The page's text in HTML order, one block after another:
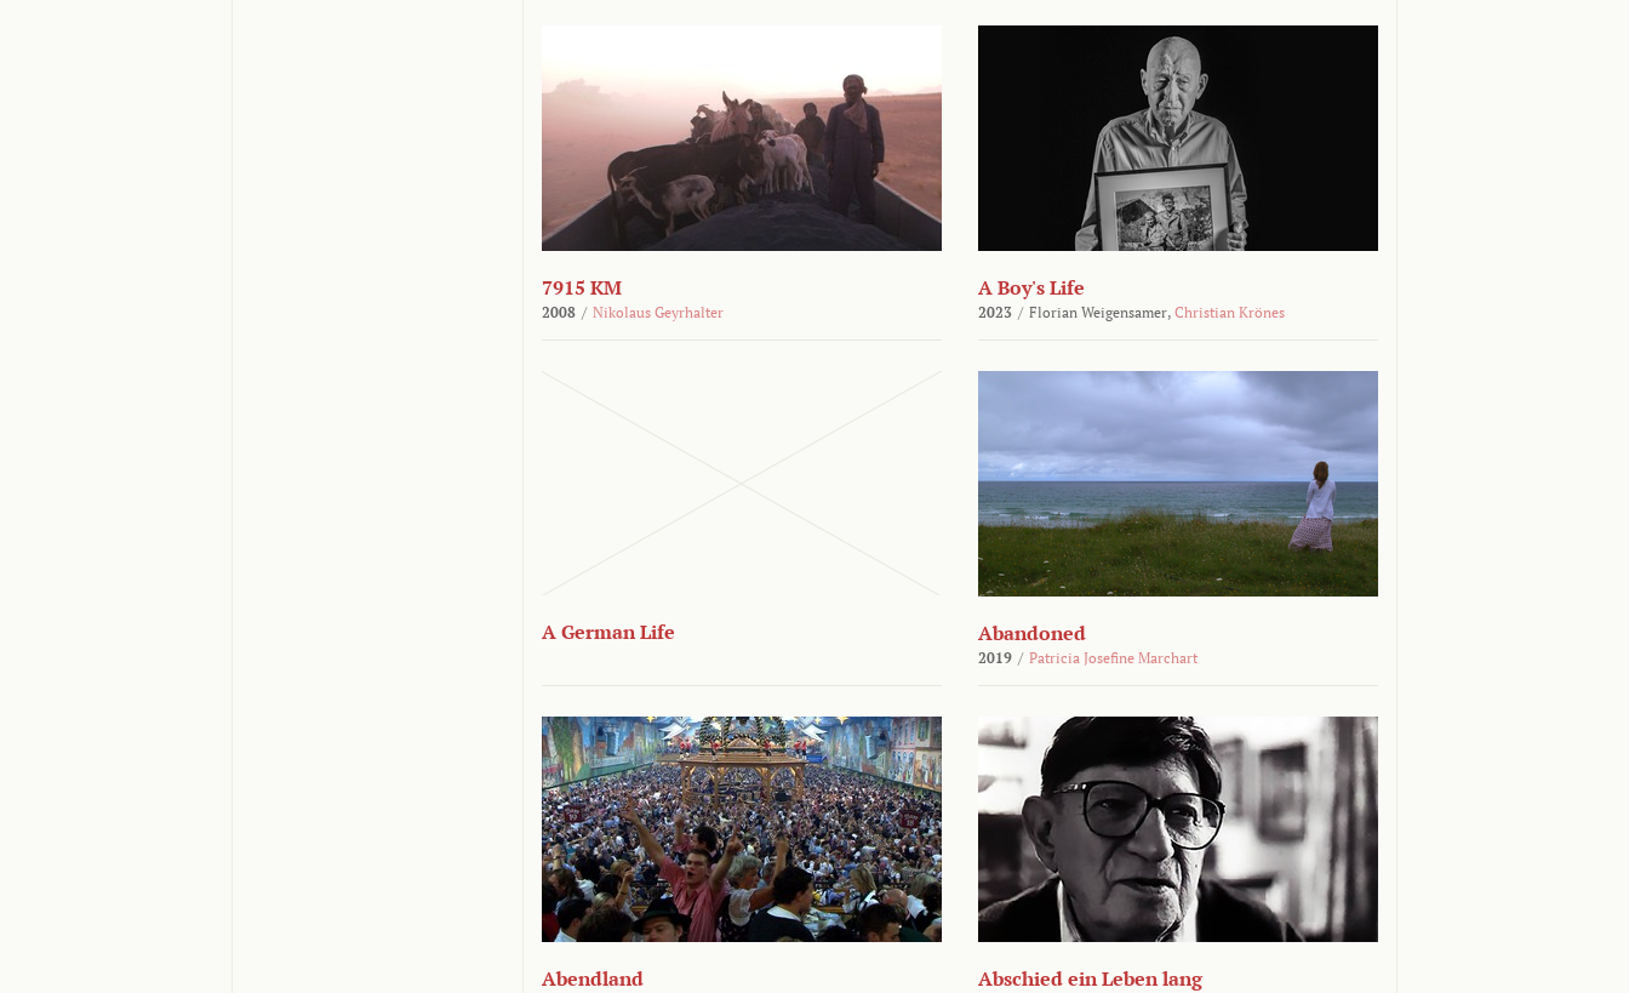
7915 KM
2008 / Nikolaus Geyrhalter
A Boy's Life
2023 / Florian Weigensamer, Christian Krönes
A German Life Abandoned
2019 / Patricia Josefine Marchart
Abendland Abschied ein Leben lang